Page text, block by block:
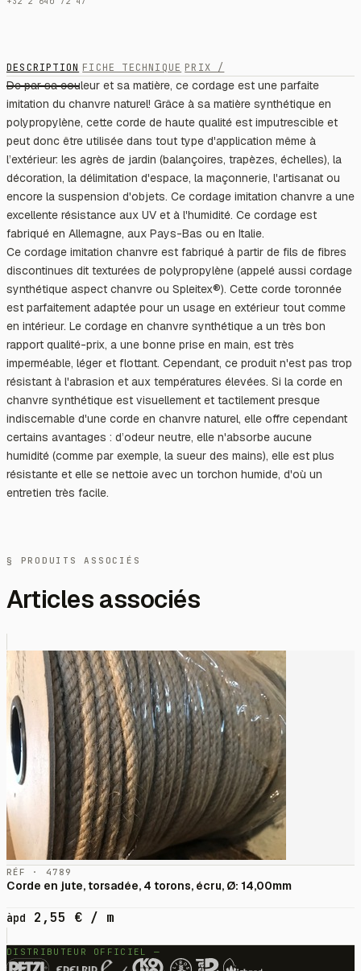
DESCRIPTION FICHE TECHNIQUE PRIX /
De par sa couleur et sa matière, ce cordage est une parfaite
imitation du chanvre naturel! Grâce à sa matière synthétique en
polypropylène, cette corde de haute qualité est imputrescible et
peut donc être utilisée dans tout type d'application même à
l’extérieur: les agrès de jardin (balançoires, trapèzes, échelles), la
décoration, la délimitation d'espace, la maçonnerie, l'artisanat ou
encore la suspension d'objets. Ce cordage imitation chanvre a une
excellente résistance aux UV et à l'humidité. Ce cordage est
fabriqué en Allemagne, aux Pays-Bas ou en Italie.
Ce cordage imitation chanvre est fabriqué à partir de fils de fibres
discontinues dit texturées de polypropylène (appelé aussi cordage
synthétique aspect chanvre ou Spleitex®). Cette corde toronnée
est parfaitement adaptée pour un usage en extérieur tout comme
en intérieur. Le cordage en chanvre synthétique a un très bon
rapport qualité-prix, a une bonne prise en main, est très
imperméable, léger et flottant. Cependant, ce produit n'est pas trop
résistant à l'abrasion et aux températures élevées. Si la corde en
chanvre synthétique est visuellement et tactilement presque
indiscernable d'une corde en chanvre naturel, elle offre cependant
certains avantages : d’odeur neutre, elle n'absorbe aucune
humidité (comme par exemple, la sueur des mains), elle est plus
résistante et elle se nettoie avec un torchon humide, d'où un
entretien très facile.
§ PRODUITS ASSOCIÉS
Articles associés
RÉF · 4789
Corde en jute, torsadée, 4 torons, écru, Ø: 14,00mm
àpd 2,55 € / m
DISTRIBUTEUR OFFICIEL —